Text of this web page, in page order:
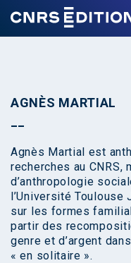
AGNÈS MARTIAL
Agnès Martial est
recherches au CNRS,
d’anthropologie
l’Université Toulouse
sur les formes
partir des
genre et d’argent
« en solitaire ».